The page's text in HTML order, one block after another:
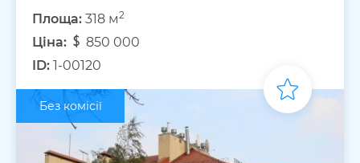
Площа: 318 м2
Ціна:
850 000
ID: 1-00120
Без комісії